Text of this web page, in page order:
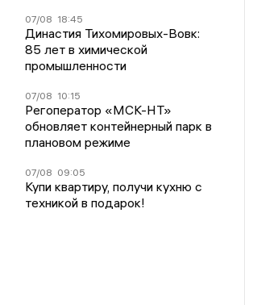
07/08 18:45
Династия Тихомировых-Вовк:
85 лет в химической
промышленности
07/08 10:15
Регоператор «МСК-НТ»
обновляет контейнерный парк в
плановом режиме
07/08 09:05
Купи квартиру, получи кухню с
техникой в подарок!